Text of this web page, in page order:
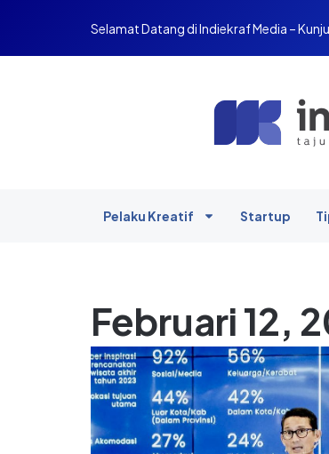
Selamat Datang di Indiekraf Media –
Pelaku Kreatif Startup
Februari 12,